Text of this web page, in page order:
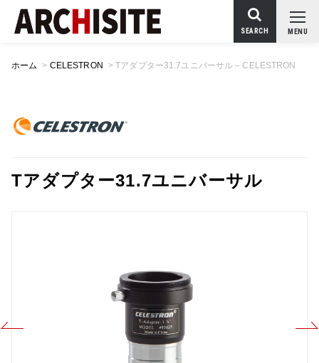
MENU
SEARCH
ホーム > CELESTRON >Tアダプター31.7ユニバーサル – CELESTRON
Tアダプター31.7ユニバーサル